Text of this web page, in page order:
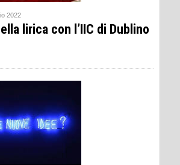
2022
lirica con l’IIC di Dublino